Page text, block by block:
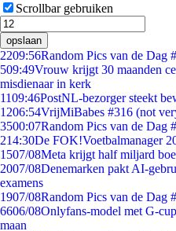
Scrollbar gebruiken
opslaan
2209:56Random Pics van de Dag
509:49Vrouw krijgt 30 maanden
misdienaar in kerk
1109:46PostNL-bezorger steekt
1206:54VrijMiBabes #316 (not
3500:07Random Pics van de Dag
214:30De FOK!Voetbalmanager
1507/08Meta krijgt half miljard
2007/08Denemarken pakt AI-
examens
1907/08Random Pics van de Dag
6606/08Onlyfans-model met G-
maan